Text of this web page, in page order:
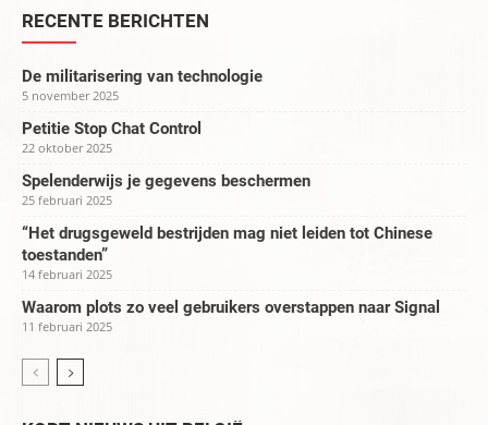
RECENTE BERICHTEN
De militarisering van technologie
5 november 2025
Petitie Stop Chat Control
22 oktober 2025
Spelenderwijs je gegevens beschermen
25 februari 2025
“Het drugsgeweld bestrijden mag niet leiden tot Chinese
toestanden”
14 februari 2025
Waarom plots zo veel gebruikers overstappen naar Signal
11 februari 2025